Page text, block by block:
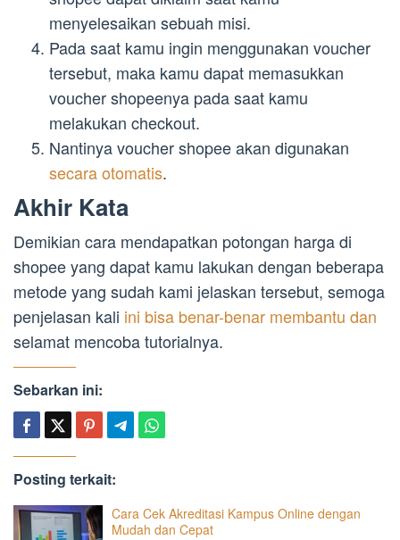
menyelesaikan sebuah misi.
Pada saat kamu ingin menggunakan voucher
tersebut, maka kamu dapat memasukkan
voucher shopeenya pada saat kamu
melakukan checkout.
Nantinya voucher shopee akan digunakan
secara otomatis.
Akhir Kata
Demikian cara mendapatkan potongan harga di
shopee yang dapat kamu lakukan dengan beberapa
metode yang sudah kami jelaskan tersebut, semoga
penjelasan kali ini bisa benar-benar membantu dan
selamat mencoba tutorialnya.
Sebarkan ini:
Posting terkait:
Cara Cek Akreditasi Kampus Online dengan
Mudah dan Cepat